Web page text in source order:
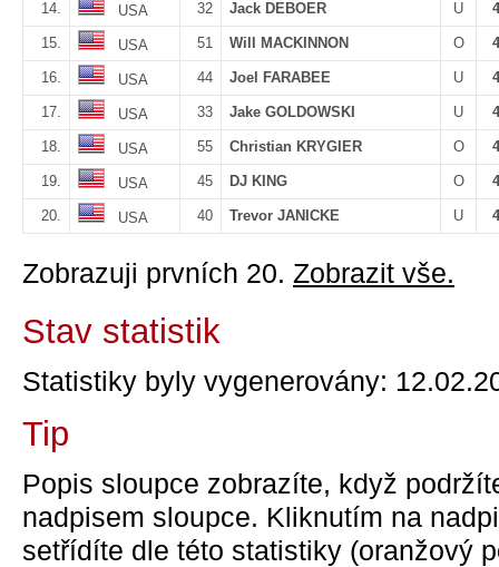
14. USA 32 Jack DEBOER U 4
15. USA 51 Will MACKINNON O 4
16. USA 44 Joel FARABEE U 4
17. USA 33 Jake GOLDOWSKI U 4
18. USA 55 Christian KRYGIER O 4
19. USA 45 DJ KING O 4
20. USA 40 Trevor JANICKE U 4
Zobrazuji prvních 20. Zobrazit vše.
Stav statistik
Statistiky byly vygenerovány:
Tip
Popis sloupce zobrazíte, když
nadpisem sloupce. Kliknutím na
setřídíte dle této statistiky (oranžový